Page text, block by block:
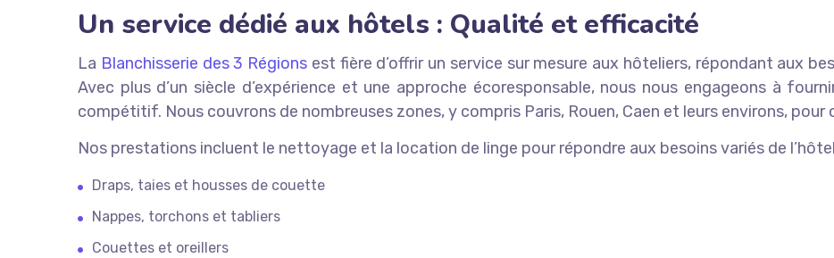
Un service dédié aux hôtels : Qualité et efficacité
La Blanchisserie des 3 Régions est fière d’offrir un service sur mesure aux hôteliers, répondant aux
Avec plus d’un siècle d’expérience et une approche écoresponsable, nous nous engageons à
compétitif. Nous couvrons de nombreuses zones, y compris Paris, Rouen, Caen et leurs environs,
Nos prestations incluent le nettoyage et la location de linge pour répondre aux besoins variés de
Draps, taies et housses de couette
Nappes, torchons et tabliers
Couettes et oreillers